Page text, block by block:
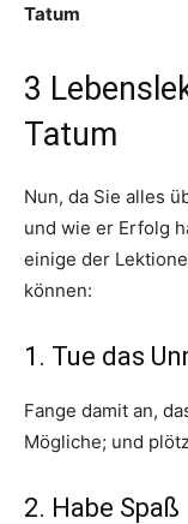
Tatum
3
Tatum
Nun, da Sie alles
und wie er Erfolg
einige der
können:
1. Tue das
Fange damit an,
Mögliche; und
2. Habe Spaß